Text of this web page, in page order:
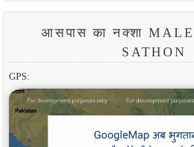
आसपास का नक्शा
SATHON
GPS: